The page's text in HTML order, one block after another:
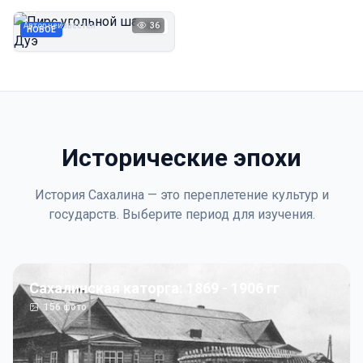
НОВОЕ 1923
Автор неизвестен 36
Исторические эпохи
История Сахалина — это переплетение культур и
государств. Выберите период для изучения.
Сахалинская каторга: 1869 - 1906 гг
156фото